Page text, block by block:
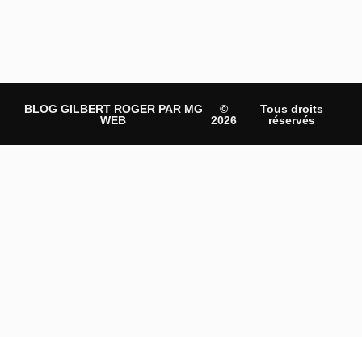
BLOG GILBERT ROGER PAR MG
WEB
©
2026
Tous droits
réservés